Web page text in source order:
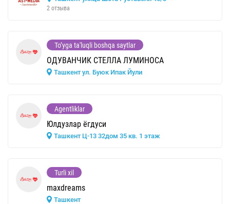
2 отзыва
To’yga ta'luqli boshqa saytlar
ОДУВАНЧИК СТЕЛЛА ЛУМИНОСА
Ташкент ул. Буюк Ипак Йули
Agentliklar
Юлдузлар ёгдуси
Ташкент Ц-13 32дом 35 кв. 1 этаж
Turli xil
maxdreams
Ташкент